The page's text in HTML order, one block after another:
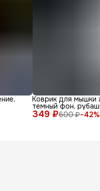
349 ₽600 ₽−42%
Коврик для мышки
темный фон,